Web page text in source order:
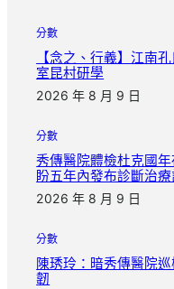
分數
【念之、行義】江
室昆村研學
2026 年 8 月 9 日
分數
秀傳醫院體檢杜克國
盼五年內發布診斷治
2026 年 8 月 9 日
分數
陳琇玲：暗秀傳醫院
韌